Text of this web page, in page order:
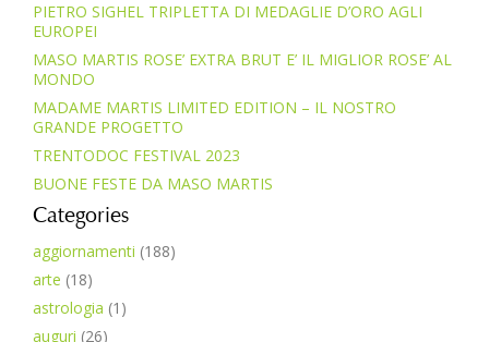
PIETRO SIGHEL TRIPLETTA DI MEDAGLIE D’ORO AGLI
EUROPEI
MASO MARTIS ROSE’ EXTRA BRUT E’ IL MIGLIOR ROSE’ AL
MONDO
MADAME MARTIS LIMITED EDITION – IL NOSTRO
GRANDE PROGETTO
TRENTODOC FESTIVAL 2023
BUONE FESTE DA MASO MARTIS
Categories
aggiornamenti (188)
arte (18)
astrologia (1)
auguri (26)